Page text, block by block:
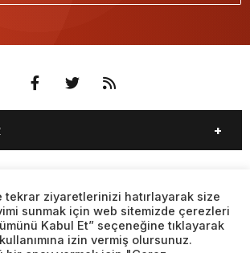
SAĞLIK
SPOR
KÜLTÜR SANAT
CANLI BORSA
tekrar ziyaretlerinizi hatırlayarak size
sunmak için web sitemizde çerezleri
Kabul Et” seçeneğine tıklayarak
izin vermiş olursunuz.